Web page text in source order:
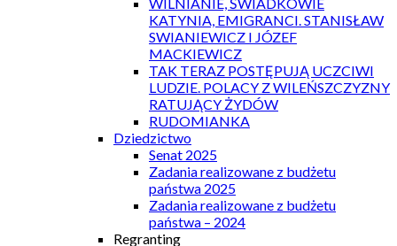
KATYNIA, EMIGRANCI. STANISŁAW
SWIANIEWICZ I JÓZEF
MACKIEWICZ
TAK TERAZ POSTĘPUJĄ UCZCIWI
LUDZIE. POLACY Z WILEŃSZCZYZNY
RATUJĄCY ŻYDÓW
RUDOMIANKA
Dziedzictwo
Senat 2025
Zadania realizowane z budżetu
państwa 2025
Zadania realizowane z budżetu
państwa – 2024
Regranting